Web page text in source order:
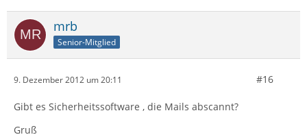
mrb
Senior-Mitglied
9. Dezember 2012 um 20:11 #16
Gibt es Sicherheitssoftware , die Mails abscannt?
Gruß